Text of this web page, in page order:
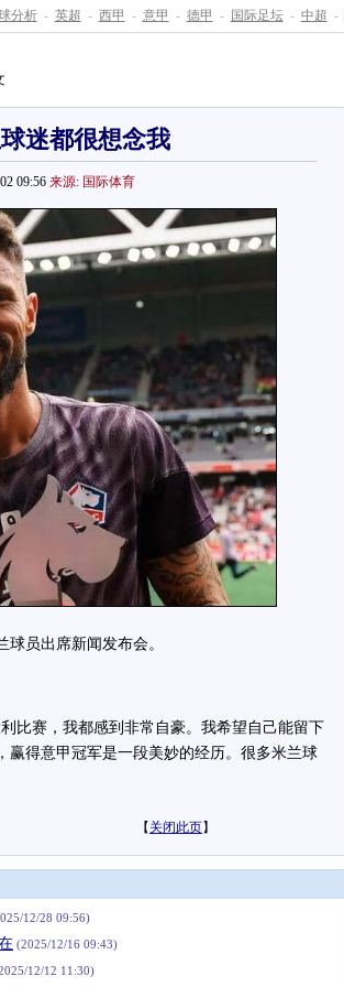
分析 - 英超 - 西甲 - 意甲 - 德甲 - 国际足坛 - 中超 -
迷都很想念我
09:56 来源: 国际体育
员出席新闻发布会。
赛，我都感到非常自豪。我希望自己能留下
赢得意甲冠军是一段美妙的经历。很多米兰球
【 关闭此页】
12/28 09:56)
(2025/12/16 09:43)
12/12 11:30)